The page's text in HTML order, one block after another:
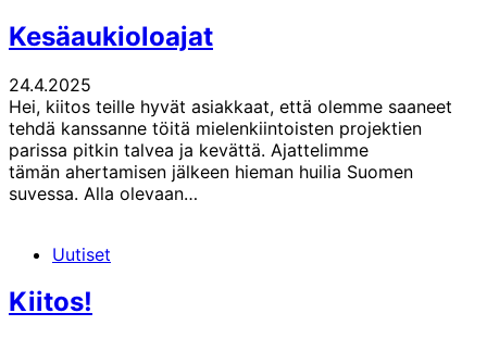
Kesäaukioloajat
24.4.2025
Hei, kiitos teille hyvät asiakkaat, että olemme saaneet
tehdä kanssanne töitä mielenkiintoisten projektien
parissa pitkin talvea ja kevättä. Ajattelimme
tämän ahertamisen jälkeen hieman huilia Suomen
suvessa. Alla olevaan…
Uutiset
Kiitos!